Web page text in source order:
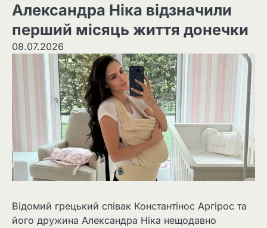
Александра Ніка відзначили
перший місяць життя донечки
08.07.2026
Відомий грецький співак Константінос Аргірос та
його дружина Александра Ніка нещодавно